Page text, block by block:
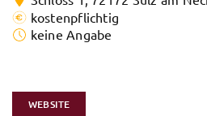
kostenpflichtig
keine Angabe
WEBSITE